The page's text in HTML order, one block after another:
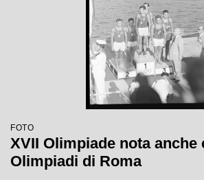
FOTO
XVII Olimpiade nota anche
Olimpiadi di Roma